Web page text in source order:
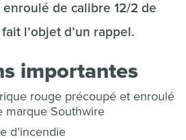
de calibre 12/2 de
l’objet d’un rappel.
importantes
rouge précoupé et enroulé
marque Southwire
d’incendie